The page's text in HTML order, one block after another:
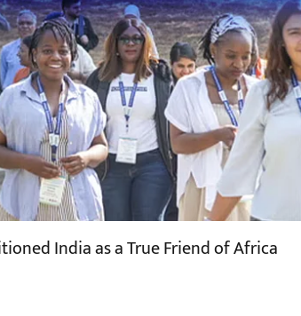
India as a True Friend of Africa